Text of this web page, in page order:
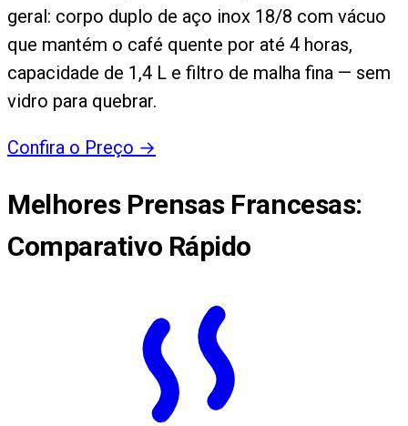
geral: corpo duplo de aço inox 18/8 com vácuo
que mantém o café quente por até 4 horas,
capacidade de 1,4 L e filtro de malha fina — sem
vidro para quebrar.
Confira o Preço →
Melhores Prensas Francesas:
Comparativo Rápido